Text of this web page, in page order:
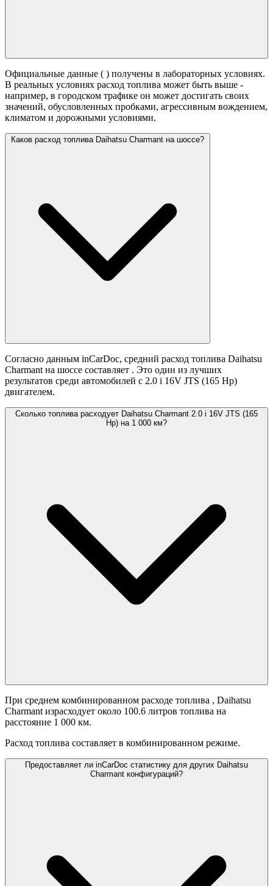
Официальные данные ( ) получены в лабораторных условиях.
В реальных условиях расход топлива может быть выше -
например, в городском трафике он может достигать своих
значений, обусловленных пробками, агрессивным вождением,
климатом и дорожными условиями.
Каков расход топлива Daihatsu Charmant на шоссе?
Согласно данным inCarDoc, средний расход топлива Daihatsu
Charmant на шоссе составляет . Это один из лучших
результатов среди автомобилей с 2.0 i 16V JTS (165 Hp)
двигателем.
Сколько топлива расходует Daihatsu Charmant 2.0 i 16V JTS (165
Hp) на 1 000 км?
При среднем комбинированном расходе топлива , Daihatsu
Charmant израсходует около 100.6 литров топлива на
расстояние 1 000 км.
Расход топлива составляет в комбинированном режиме.
Предоставляет ли inCarDoc статистику для других Daihatsu
Charmant конфигураций?